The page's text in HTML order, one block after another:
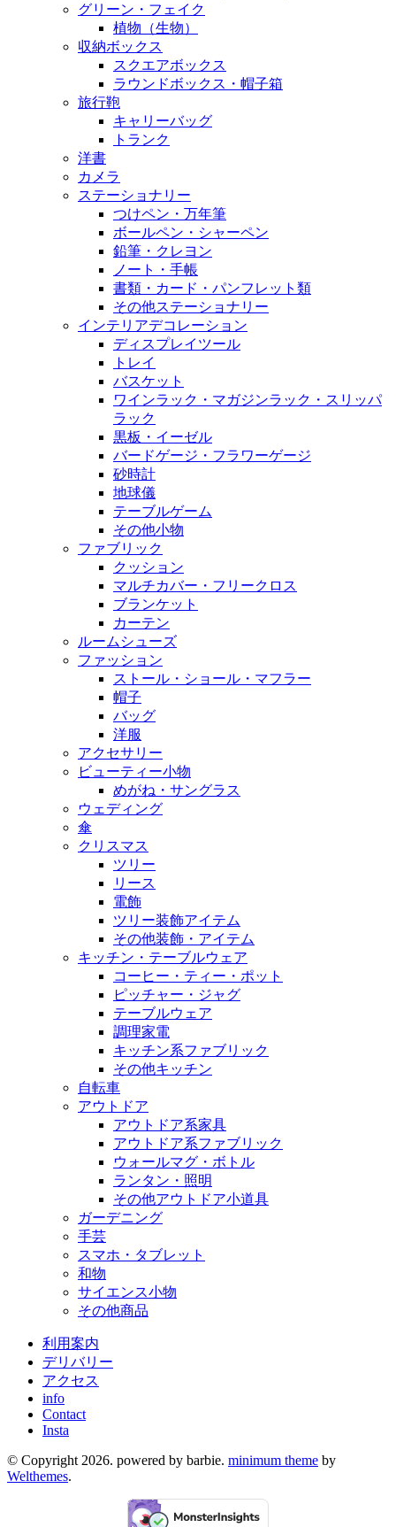
グリーン・フェイク
植物（生物）
収納ボックス
スクエアボックス
ラウンドボックス・帽子箱
旅行鞄
キャリーバッグ
トランク
洋書
カメラ
ステーショナリー
つけペン・万年筆
ボールペン・シャーペン
鉛筆・クレヨン
ノート・手帳
書類・カード・パンフレット類
その他ステーショナリー
インテリアデコレーション
ディスプレイツール
トレイ
バスケット
ワインラック・マガジンラック・スリッパ
ラック
黒板・イーゼル
バードゲージ・フラワーゲージ
砂時計
地球儀
テーブルゲーム
その他小物
ファブリック
クッション
マルチカバー・フリークロス
ブランケット
カーテン
ルームシューズ
ファッション
ストール・ショール・マフラー
帽子
バッグ
洋服
アクセサリー
ビューティー小物
めがね・サングラス
ウェディング
傘
クリスマス
ツリー
リース
電飾
ツリー装飾アイテム
その他装飾・アイテム
キッチン・テーブルウェア
コーヒー・ティー・ポット
ピッチャー・ジャグ
テーブルウェア
調理家電
キッチン系ファブリック
その他キッチン
自転車
アウトドア
アウトドア系家具
アウトドア系ファブリック
ウォールマグ・ボトル
ランタン・照明
その他アウトドア小道具
ガーデニング
手芸
スマホ・タブレット
和物
サイエンス小物
その他商品
利用案内
デリバリー
アクセス
info
Contact
Insta
© Copyright 2026. powered by barbie. minimum theme by
Welthemes.